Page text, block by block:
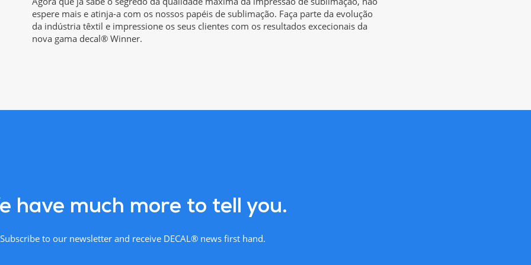
espere mais e atinja-a com os nossos papéis de sublimação. Faça parte da evolução
da indústria têxtil e impressione os seus clientes com os resultados excecionais da
nova gama decal® Winner.
have much more to tell you.
Subscribe to our newsletter and receive DECAL® news first hand.